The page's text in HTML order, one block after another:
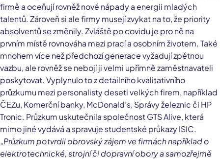
firmě a oceňují rovněž nové nápady a energii mladých
talentů. Zároveň si ale firmy musejí zvykat na to, že priority
absolventů se změnily. Zvláště po covidu je pro ně na
prvním místě rovnováha mezi prací a osobním životem. Také
mnohem více než předchozí generace vyžadují zpětnou
vazbu, ale rovněž se nebojí ji velmi upřímně zaměstnavateli
poskytovat. Vyplynulo to z detailního kvalitativního
průzkumu mezi personalisty deseti velkých firem, například
ČEZu, Komerční banky, McDonald’s, Správy železnic či HP
Tronic. Průzkum uskutečnila společnost GTS Alive, která
mimo jiné vydává a spravuje studentské průkazy ISIC.
„Průzkum potvrdil obrovský zájem ve firmách například o
elektrotechnické, strojní či dopravní obory a samozřejmě